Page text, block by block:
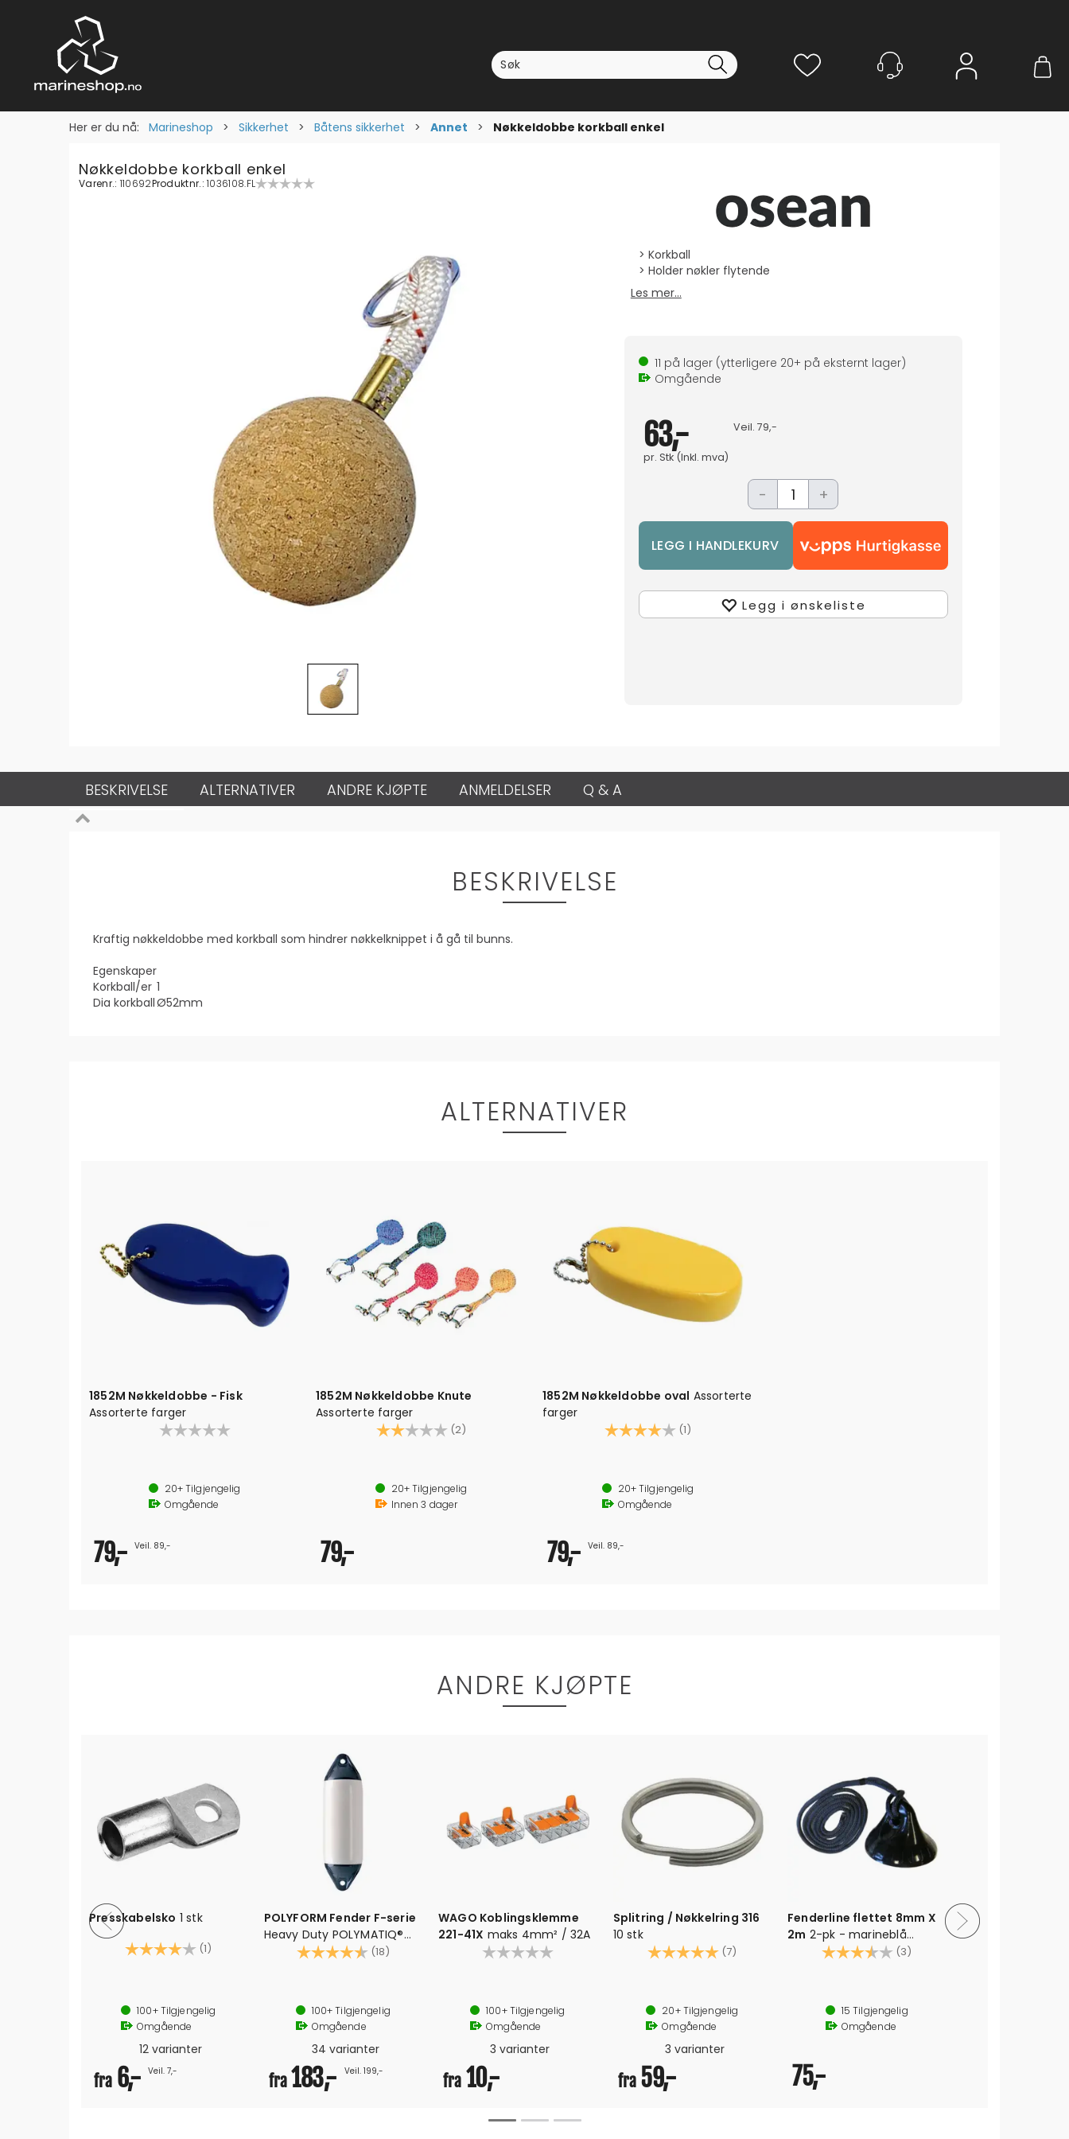
Her er du nå: Marineshop > Sikkerhet > Båtens sikkerhet > Annet > Nøkkeldobbe korkball enkel
Nøkkeldobbe korkball enkel
Varenr.: 110692Produktnr.:1036108.FL
Korkball
Holder nøkler flytende
Les mer...
11 på lager(ytterligere 20+ på eksternt lager)
Omgående
63,-
pr. Stk(Inkl. mva)
Veil. 79,-
- +
Legg i ønskeliste
BESKRIVELSE ALTERNATIVER ANDRE KJØPTE ANMELDELSER Q & A
BESKRIVELSE
Kraftig nøkkeldobbe med korkball som hindrer nøkkelknippet i å gå til bunns.
Egenskaper
Korkball/er 1
Dia korkballØ52mm
ALTERNATIVER
1852M Nøkkeldobbe - Fisk
Assorterte farger
20+Tilgjengelig
Omgående
79,- Veil. 89,-
1852M Nøkkeldobbe Knute
Assorterte farger
Karakter:
(2)
20+Tilgjengelig
Innen3 dager
79,-
1852M Nøkkeldobbe oval Assorterte
farger
Karakter:
(1)
20+Tilgjengelig
Omgående
79,- Veil. 89,-
ANDRE KJØPTE
Presskabelsko 1 stk
Karakter:
(1) 4.0 av 5 mulige
100+Tilgjengelig
Omgående
12 varianter
fra 6,- Veil. 7,-
POLYFORM Fender F-serie
Heavy Duty POLYMATIQ®
teknologiKarakter: (18)
Anbefalt trykk: 0,15 bar/2 psi (bør ikke pumpes over dette)
100+Tilgjengelig
Omgående
34 varianter
fra183,- Veil. 199,-
WAGO Koblingsklemme
221-41X maks 4mm² / 32A
100+Tilgjengelig
Omgående
3 varianter
fra 10,-
Splitring / Nøkkelring 316
10 stk
Karakter:
(7)
20+Tilgjengelig
Omgående
3 varianter
fra59,-
Fenderline flettet 8mm X
2m 2-pk - marineblå
polyesterKarakter: (3)
15 Tilgjengelig
Omgående
75,-